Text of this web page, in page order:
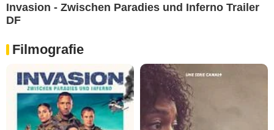
Invasion - Zwischen Paradies und Inferno Trailer
DF
Filmografie